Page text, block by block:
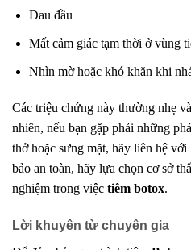
Đau đầu
Mất cảm giác tạm thời ở vùng
Nhìn mờ hoặc khó khăn khi
Các triệu chứng này thường nhẹ
nhiên, nếu bạn gặp phải những
thở hoặc sưng mặt, hãy liên hệ
bảo an toàn, hãy lựa chọn cơ sở
nghiệm trong việc tiêm botox.
Lời khuyên từ chuyên gia